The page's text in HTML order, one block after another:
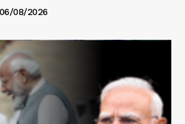
06/08/2026